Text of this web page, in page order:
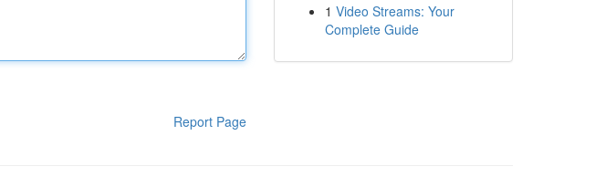
Report Page
1 Video Streams: Your
Complete Guide